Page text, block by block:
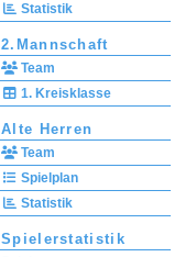
Statistik
2.Mannschaft
Team
1. Kreisklasse
Alte Herren
Team
Spielplan
Statistik
Spielerstatistik